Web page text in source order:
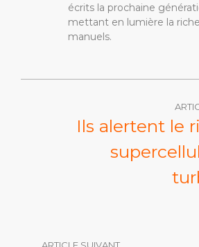
écrits la prochaine
mettant en lumière la
manuels.
Ils alertent le
ARTICLE SUIVANT